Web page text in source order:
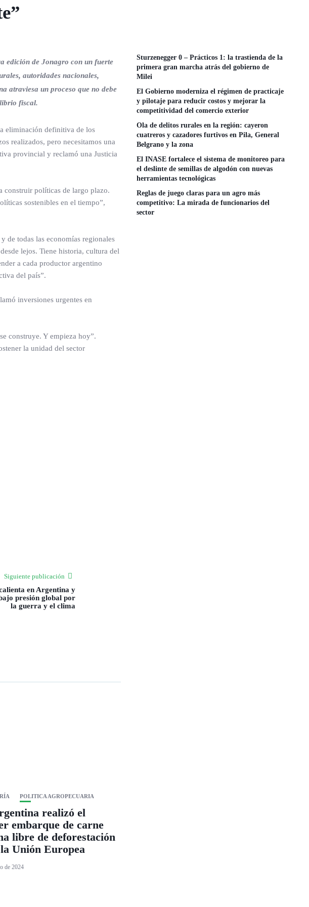
edición de Jonagro con un fuerte
autoridades nacionales,
atraviesa un proceso que no debe
fiscal.
eliminación definitiva de los
realizados, pero necesitamos una
provincial y reclamó una Justicia
construir políticas de largo plazo.
sostenibles en el tiempo”,
de todas las economías regionales
lejos. Tiene historia, cultura del
a cada productor argentino
del país”.
inversiones urgentes en
construye. Y empieza hoy”.
la unidad del sector
Siguiente publicación
en Argentina y
presión global por
la guerra y el clima
POLITICA AGROPECUARIA
realizó el
embarque de carne
libre de deforestación
Unión Europea
de 2024
Sturzenegger 0 – Prácticos 1: la trastienda de la
primera gran marcha atrás del gobierno de
Milei
El Gobierno moderniza el régimen de practicaje
y pilotaje para reducir costos y mejorar la
competitividad del comercio exterior
Ola de delitos rurales en la región: cayeron
cuatreros y cazadores furtivos en Pila, General
Belgrano y la zona
El INASE fortalece el sistema de monitoreo para
el deslinte de semillas de algodón con nuevas
herramientas tecnológicas
Reglas de juego claras para un agro más
competitivo: La mirada de funcionarios del
sector